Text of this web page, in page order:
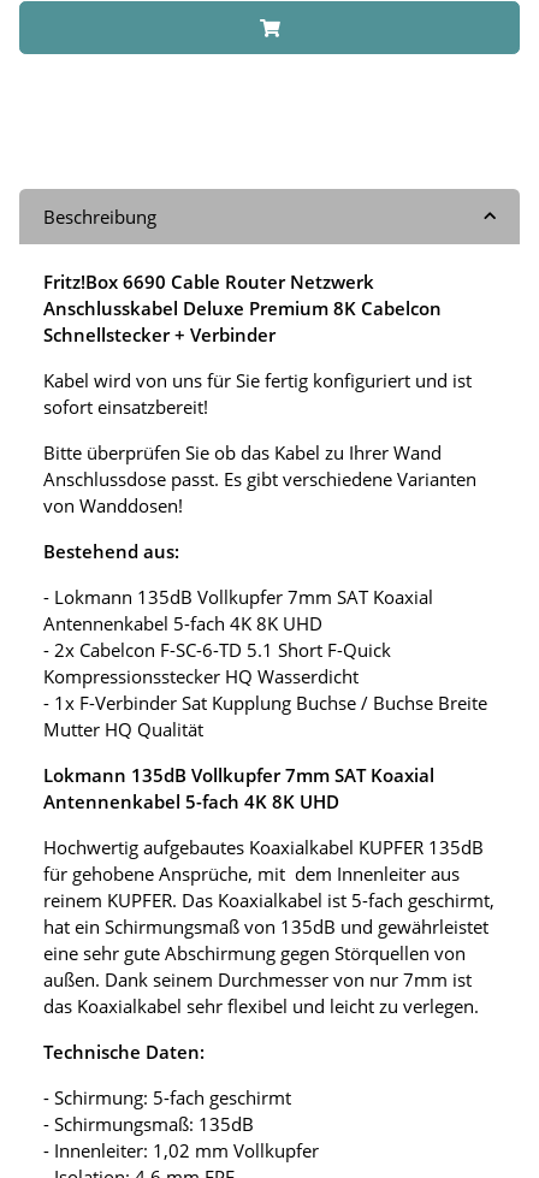
Beschreibung
Fritz!Box 6690 Cable Router Netzwerk
Anschlusskabel Deluxe Premium 8K Cabelcon
Schnellstecker + Verbinder
Kabel wird von uns für Sie fertig konfiguriert und ist
sofort einsatzbereit!
Bitte überprüfen Sie ob das Kabel zu Ihrer Wand
Anschlussdose passt. Es gibt verschiedene Varianten
von Wanddosen!
Bestehend aus:
- Lokmann 135dB Vollkupfer 7mm SAT Koaxial
Antennenkabel 5-fach 4K 8K UHD
- 2x Cabelcon F-SC-6-TD 5.1 Short F-Quick
Kompressionsstecker HQ Wasserdicht
- 1x F-Verbinder Sat Kupplung Buchse / Buchse Breite
Mutter HQ Qualität
Lokmann 135dB Vollkupfer 7mm SAT Koaxial
Antennenkabel 5-fach 4K 8K UHD
Hochwertig aufgebautes Koaxialkabel KUPFER 135dB
für gehobene Ansprüche, mit dem Innenleiter aus
reinem KUPFER. Das Koaxialkabel ist 5-fach geschirmt,
hat ein Schirmungsmaß von 135dB und gewährleistet
eine sehr gute Abschirmung gegen Störquellen von
außen. Dank seinem Durchmesser von nur 7mm ist
das Koaxialkabel sehr flexibel und leicht zu verlegen.
Technische Daten:
- Schirmung: 5-fach geschirmt
- Schirmungsmaß: 135dB
- Innenleiter: 1,02 mm Vollkupfer